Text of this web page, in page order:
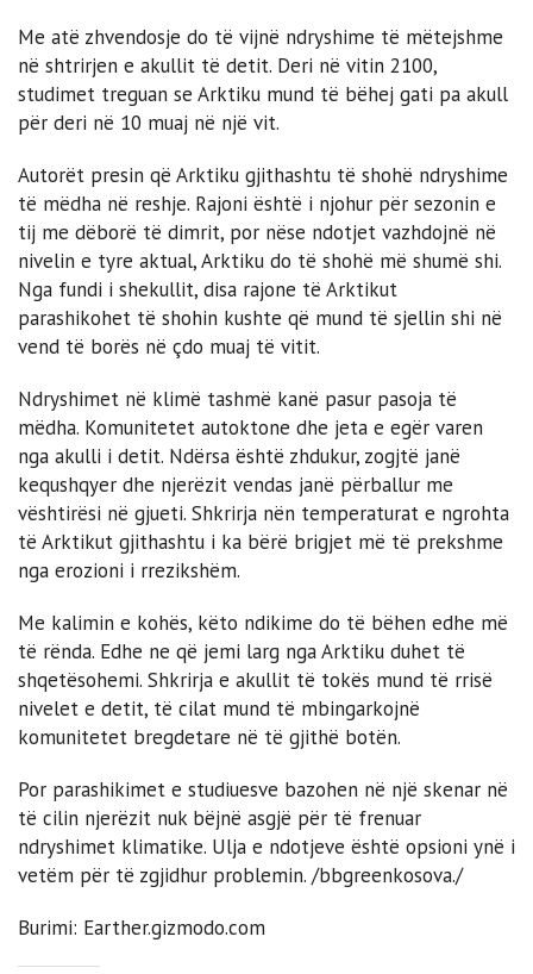
Me atë zhvendosje do të vijnë ndryshime të mëtejshme
në shtrirjen e akullit të detit. Deri në vitin 2100,
studimet treguan se Arktiku mund të bëhej gati pa akull
për deri në 10 muaj në një vit.
Autorët presin që Arktiku gjithashtu të shohë ndryshime
të mëdha në reshje. Rajoni është i njohur për sezonin e
tij me dëborë të dimrit, por nëse ndotjet vazhdojnë në
nivelin e tyre aktual, Arktiku do të shohë më shumë shi.
Nga fundi i shekullit, disa rajone të Arktikut
parashikohet të shohin kushte që mund të sjellin shi në
vend të borës në çdo muaj të vitit.
Ndryshimet në klimë tashmë kanë pasur pasoja të
mëdha. Komunitetet autoktone dhe jeta e egër varen
nga akulli i detit. Ndërsa është zhdukur, zogjtë janë
kequshqyer dhe njerëzit vendas janë përballur me
vështirësi në gjueti. Shkrirja nën temperaturat e ngrohta
të Arktikut gjithashtu i ka bërë brigjet më të prekshme
nga erozioni i rrezikshëm.
Me kalimin e kohës, këto ndikime do të bëhen edhe më
të rënda. Edhe ne që jemi larg nga Arktiku duhet të
shqetësohemi. Shkrirja e akullit të tokës mund të rrisë
nivelet e detit, të cilat mund të mbingarkojnë
komunitetet bregdetare në të gjithë botën.
Por parashikimet e studiuesve bazohen në një skenar në
të cilin njerëzit nuk bëjnë asgjë për të frenuar
ndryshimet klimatike. Ulja e ndotjeve është opsioni ynë i
vetëm për të zgjidhur problemin. /bbgreenkosova./
Burimi: Earther.gizmodo.com